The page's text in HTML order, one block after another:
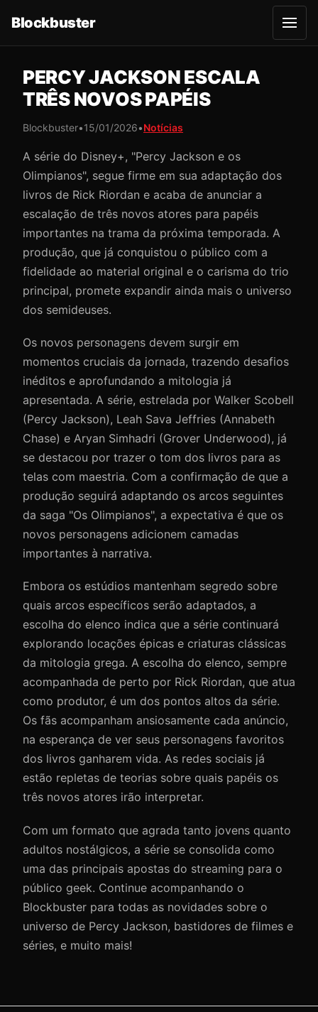
Blockbuster
A
b
r
PERCY JACKSON ESCALA
TRÊS NOVOS PAPÉIS
Blockbuster•15/01/2026•Notícias
A série do Disney+, "Percy Jackson e os
Olimpianos", segue firme em sua adaptação dos
livros de Rick Riordan e acaba de anunciar a
escalação de três novos atores para papéis
importantes na trama da próxima temporada. A
produção, que já conquistou o público com a
fidelidade ao material original e o carisma do trio
principal, promete expandir ainda mais o universo
dos semideuses.
Os novos personagens devem surgir em
momentos cruciais da jornada, trazendo desafios
inéditos e aprofundando a mitologia já
apresentada. A série, estrelada por Walker Scobell
(Percy Jackson), Leah Sava Jeffries (Annabeth
Chase) e Aryan Simhadri (Grover Underwood), já
se destacou por trazer o tom dos livros para as
telas com maestria. Com a confirmação de que a
produção seguirá adaptando os arcos seguintes
da saga "Os Olimpianos", a expectativa é que os
novos personagens adicionem camadas
importantes à narrativa.
Embora os estúdios mantenham segredo sobre
quais arcos específicos serão adaptados, a
escolha do elenco indica que a série continuará
explorando locações épicas e criaturas clássicas
da mitologia grega. A escolha do elenco, sempre
acompanhada de perto por Rick Riordan, que atua
como produtor, é um dos pontos altos da série.
Os fãs acompanham ansiosamente cada anúncio,
na esperança de ver seus personagens favoritos
dos livros ganharem vida. As redes sociais já
estão repletas de teorias sobre quais papéis os
três novos atores irão interpretar.
Com um formato que agrada tanto jovens quanto
adultos nostálgicos, a série se consolida como
uma das principais apostas do streaming para o
público geek. Continue acompanhando o
Blockbuster para todas as novidades sobre o
universo de Percy Jackson, bastidores de filmes e
séries, e muito mais!